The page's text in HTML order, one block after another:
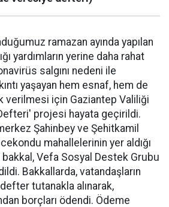
ramazan ayında yapılan
yardımların yerine daha rahat
salgını nedeni ile
yaşayan hem esnaf, hem de
verilmesi için Gaziantep Valiliği
projesi hayata geçirildi.
Şahinbey ve Şehitkamil
mahallelerinin yer aldığı
Vefa Sosyal Destek Grubu
Bakkallarda, vatandaşların
defter tutanakla alınarak,
borçları ödendi. Ödeme